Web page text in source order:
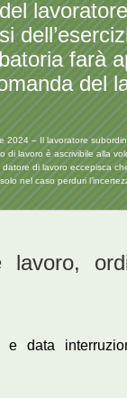
farà
del
– Il lavoratore
lavoro è ascrivibile alla
di lavoro eccepisca
nel caso perduri
lavoro,
e data